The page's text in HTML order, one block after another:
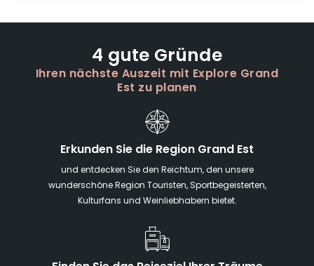
4 gute Gründe
Ihren nächste Auszeit mit Explore Grand
Est zu planen
Erkunden Sie die Region Grand Est
und entdecken Sie den Reichtum, den unsere
wunderschöne Region Touristen, Sportbegeisterten,
Kulturfans und Weinliebhabern bietet.